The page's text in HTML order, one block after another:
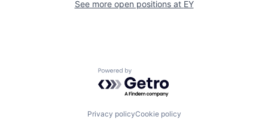
See more open positions at EY
Powered by Getro.com
Privacy policyCookie policy